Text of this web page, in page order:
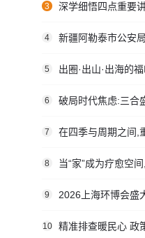
3 深学细悟四点重要
4 新疆阿勒泰市公安局团结路
5 出圈·出山·出海的
6 破局时代焦虑:三合
7 在四季与周期之间,
8 当“家”成为疗愈空
9 2026上海环博会盛
10 精准排查暖民心 政策宣传